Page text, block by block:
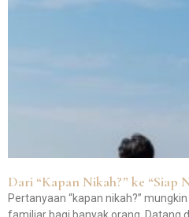
Dari “Kapan Nikah?” ke “Siap
Pertanyaan “kapan nikah?”